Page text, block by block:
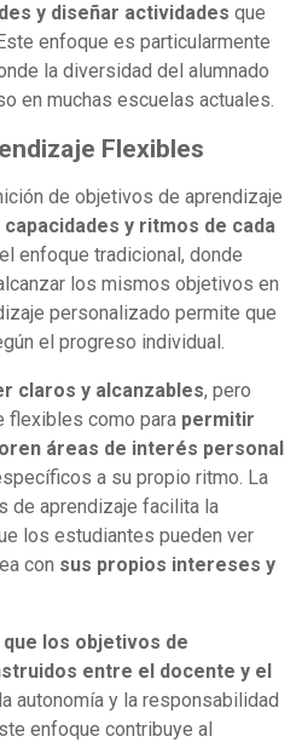
y diseñar actividades que
enfoque es particularmente
la diversidad del alumnado
en muchas escuelas actuales.
Flexibles
de objetivos de aprendizaje
capacidades y ritmos de cada
enfoque tradicional, donde
los mismos objetivos en
personalizado permite que
el progreso individual.
claros y alcanzables, pero
flexibles como para permitir
áreas de interés personal
a su propio ritmo. La
de aprendizaje facilita la
los estudiantes pueden ver
con sus propios intereses y
los objetivos de
entre el docente y el
autonomía y la responsabilidad
enfoque contribuye al